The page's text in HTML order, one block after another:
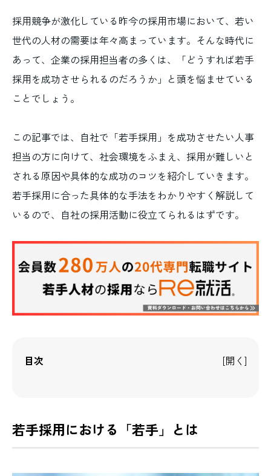
採用競争が激化している昨今の採用市場において、若い
世代の人材の需要は年々高まっています。そんな時代に
あって、企業の採用担当者の多くは、「どうすれば若手
採用を成功させられるのだろうか」と頭を悩ませている
ことでしょう。
この記事では、自社で「若手採用」を成功させたい人事
担当の方に向けて、社会環境をふまえ、採用が難しいと
される原因や具体的な成功のコツを紹介していきます。
若手採用に合った具体的な手法をわかりやすく解説して
いるので、自社の採用活動に役立てられるはずです。
目次
若手採用における「若手」とは